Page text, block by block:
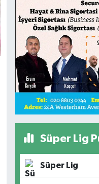
Süper Lig
Süper Lig